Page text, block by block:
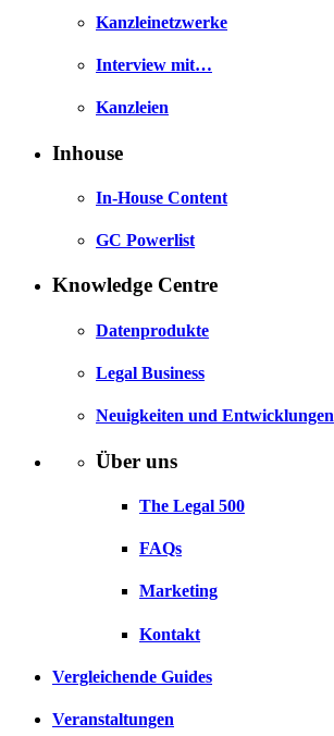
Kanzleinetzwerke
Interview mit…
Kanzleien
Inhouse
In-House Content
GC Powerlist
Knowledge Centre
Datenprodukte
Legal Business
Neuigkeiten und Entwicklungen
Über uns
The Legal 500
FAQs
Marketing
Kontakt
Vergleichende Guides
Veranstaltungen